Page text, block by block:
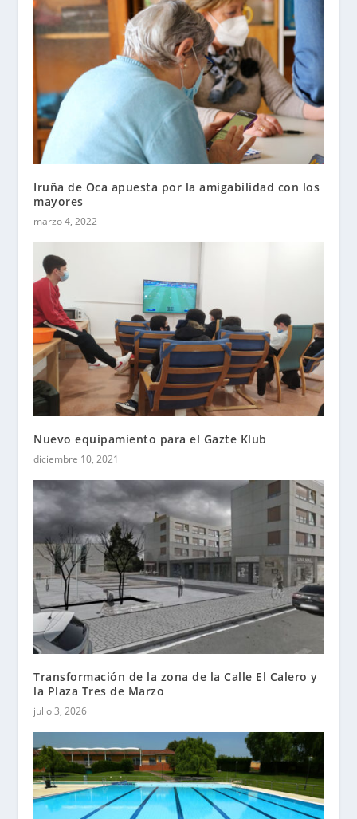
Iruña de Oca apuesta por la amigabilidad con los
mayores
marzo 4, 2022
Nuevo equipamiento para el Gazte Klub
diciembre 10, 2021
Transformación de la zona de la Calle El Calero y
la Plaza Tres de Marzo
julio 3, 2026